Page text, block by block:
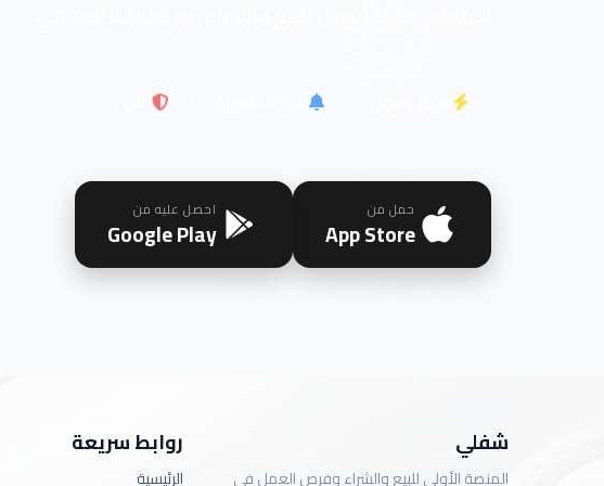
حمل من
App Store
احصل عليه من
Google Play
شفلي
المنصة الأولى للبيع والشراء وفرص العمل في
روابط سريعة
الرئيسية